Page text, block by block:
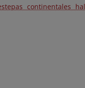
continentales